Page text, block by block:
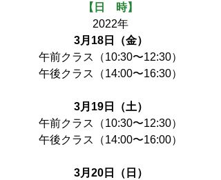
【日　時】
2022年
3月18日（金）
午前クラス（10:30〜12:30）
午後クラス（14:00〜16:30）
3月19日（土）
午前クラス（10:30〜12:30）
午後クラス（14:00〜16:00）
3月20日（日）